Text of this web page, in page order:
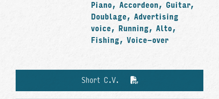
Piano, Accordeon, Guitar,
Doublage, Advertising
voice, Running, Alto,
Fishing, Voice-over
Short C.V.